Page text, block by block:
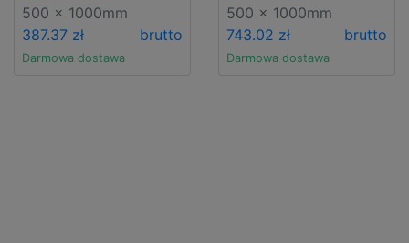
500 x 1000mm
387.37 zł
brutto
Darmowa dostawa
500 x 1000mm
743.02 zł
brutto
Darmowa dostawa